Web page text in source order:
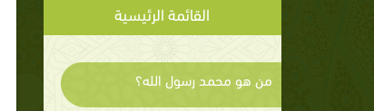
القائمة الرئيسية
من هو محمد رسول الله؟